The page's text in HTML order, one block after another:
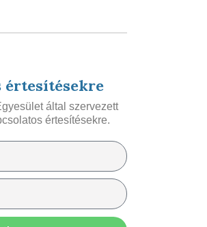
értesítésekre
által szervezett
értesítésekre.